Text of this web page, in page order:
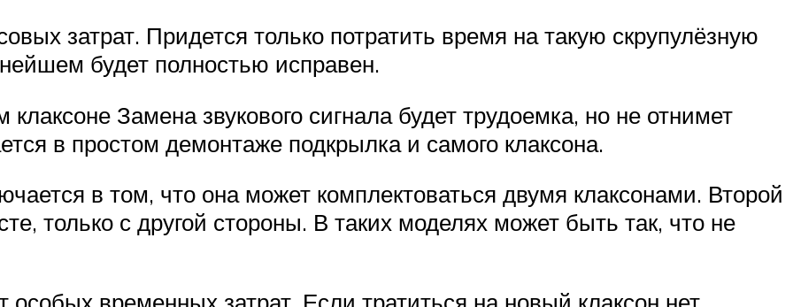
затрат. Придется только потратить время на такую скрупулёзную
будет полностью исправен.
Замена звукового сигнала будет трудоемка, но не отнимет
в простом демонтаже подкрылка и самого клаксона.
в том, что она может комплектоваться двумя клаксонами. Второй
только с другой стороны. В таких моделях может быть так, что не